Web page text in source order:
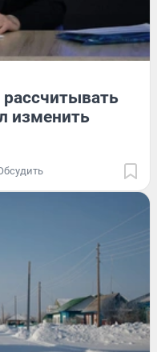
рассчитывать
изменить